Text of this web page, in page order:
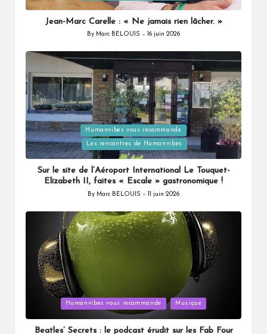
Jean-Marc Carelle : « Ne jamais rien lâcher. »
Posted
By Marc BELOUIS 16 juin 2026
Posted
in
Humanvibes vous recommande
Les rencontres de Humanvibes
Sur le site de l’Aéroport International Le Touquet-
Elizabeth II, faites « Escale » gastronomique !
Posted
By Marc BELOUIS 11 juin 2026
Humanvibes vous recommande Musique
Beatles’ Secrets : le podcast érudit sur les Fab Four